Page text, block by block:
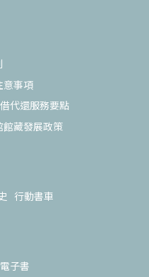
意事項
代還服務要點
館藏發展政策
行動書車
子書